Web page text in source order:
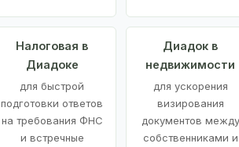
Налоговая в
Диадоке
для быстрой
подготовки ответов
на требования ФНС
и встречные
Диадок в
недвижимости
для ускорения
визирования
документов между
собственниками и